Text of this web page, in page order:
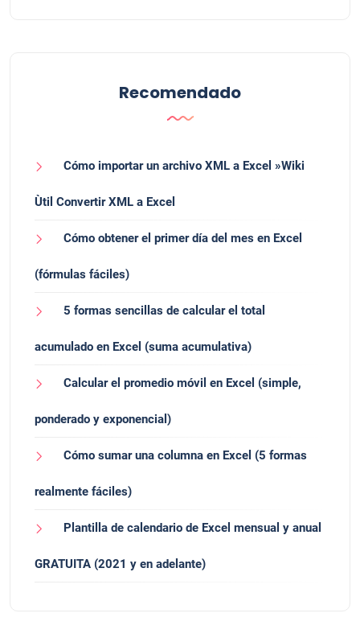
Recomendado
Cómo importar un archivo XML a Excel »Wiki
Ùtil Convertir XML a Excel
Cómo obtener el primer día del mes en Excel
(fórmulas fáciles)
5 formas sencillas de calcular el total
acumulado en Excel (suma acumulativa)
Calcular el promedio móvil en Excel (simple,
ponderado y exponencial)
Cómo sumar una columna en Excel (5 formas
realmente fáciles)
Plantilla de calendario de Excel mensual y anual
GRATUITA (2021 y en adelante)